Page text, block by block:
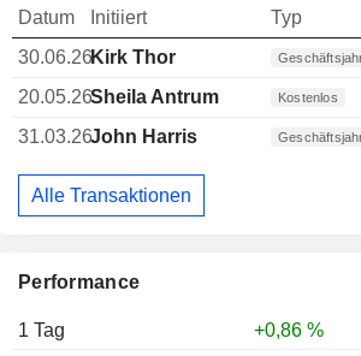
Performance
1 Tag
+0,86 %
Datum Initiiert Typ
30.06.26Kirk Thor
20.05.26Sheila Antrum Kostenlos
31.03.26John Harris
Alle Transaktionen